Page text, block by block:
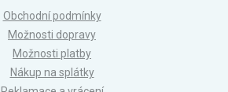
Obchodní podmínky
Možnosti dopravy
Možnosti platby
Nákup na splátky